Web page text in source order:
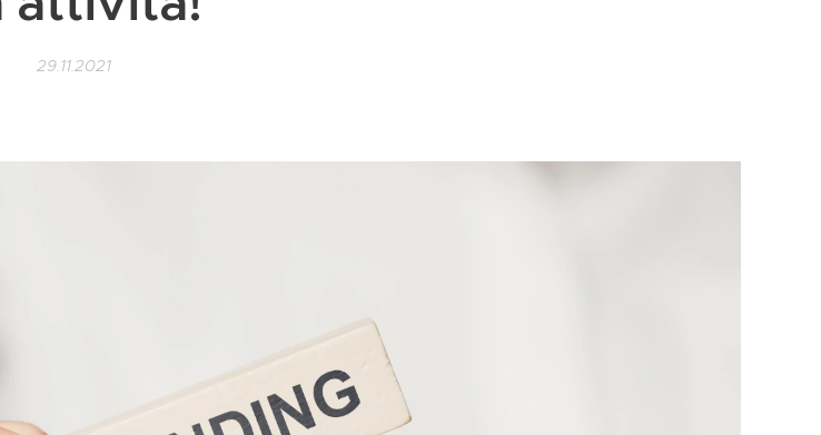
29.11.2021